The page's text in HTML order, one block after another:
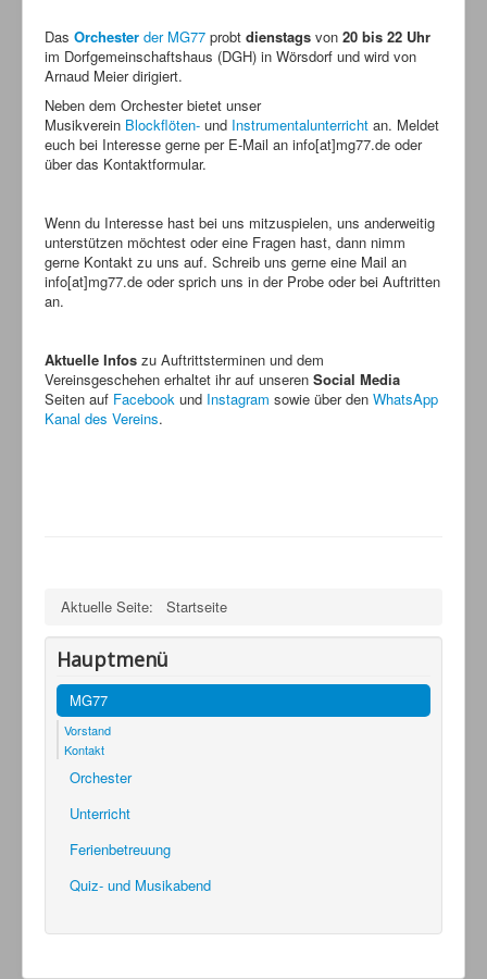
Das Orchester der MG77 probt dienstags von 20 bis 22 Uhr
im Dorfgemeinschaftshaus (DGH) in Wörsdorf und wird von
Arnaud Meier dirigiert.
Neben dem Orchester bietet unser
Musikverein Blockflöten- und Instrumentalunterricht an. Meldet
euch bei Interesse gerne per E-Mail an info[at]mg77.de oder
über das Kontaktformular.
Wenn du Interesse hast bei uns mitzuspielen, uns anderweitig
unterstützen möchtest oder eine Fragen hast, dann nimm
gerne Kontakt zu uns auf. Schreib uns gerne eine Mail an
info[at]mg77.de oder sprich uns in der Probe oder bei Auftritten
an.
Aktuelle Infos zu Auftrittsterminen und dem
Vereinsgeschehen erhaltet ihr auf unseren Social Media
Seiten auf Facebook und Instagram sowie über den WhatsApp
Kanal des Vereins.
Aktuelle Seite: Startseite
Hauptmenü
MG77
Vorstand
Kontakt
Orchester
Unterricht
Ferienbetreuung
Quiz- und Musikabend